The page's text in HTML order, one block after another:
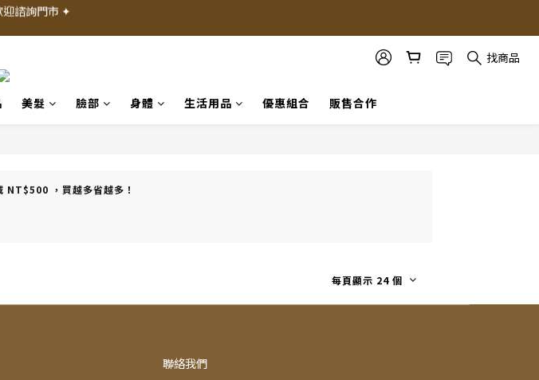
元購物禮金 ✦
元購物禮金 ✦
找商品
美髮 臉部 身體 生活用品 優惠組合 販售合作
NT$500 ，買越多省越多！
每頁顯示 24 個
聯絡我們